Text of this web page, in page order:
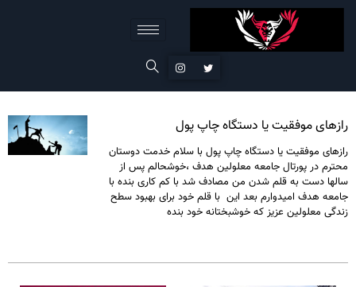
رازهای موفقیت یا دستگاه چاپ پول
رازهای موفقیت یا دستگاه چاپ پول با سلام خدمت دوستان
محترم در پورتال جامعه معلولین هدف ،خوشحالم پس از
سالها دست به قلم شدن من مصادف شد با کم کاری بنده با
جامعه هدف امیدوارم بعد این با قلم خود برای بهبود سطح
زندگی معلولین عزیز که خوشبختانه خود بنده